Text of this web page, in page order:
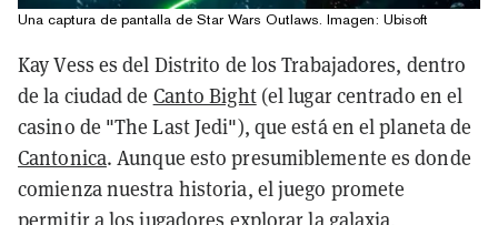
Una captura de pantalla de Star Wars Outlaws. Imagen: Ubisoft
Kay Vess es del Distrito de los Trabajadores, dentro
de la ciudad de Canto Bight(el lugar centrado en el
casino de "The Last Jedi"), que está en el planeta de
Cantonica. Aunque esto presumiblemente es donde
comienza nuestra historia, el juego promete
permitir a los jugadores explorar la galaxia,